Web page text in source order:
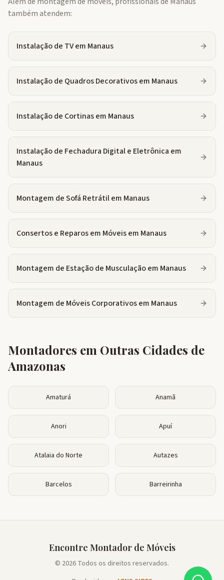
também atendem:
Instalação de TVem Manaus
Instalação de Quadros Decorativosem Manaus
Instalação de Cortinasem Manaus
Instalação de Fechadura Digital e Eletrônica em
Manaus
Montagem de Sofá Retrátilem Manaus
Consertos e Reparos em Móveisem Manaus
Montagem de Estação de Musculaçãoem Manaus
Montagem de Móveis Corporativosem Manaus
Montadores em Outras Cidades de
Amazonas
Amaturá Anamã
Anori Apuí
Atalaia do Norte Autazes
Barcelos Barreirinha
Encontre Montador de Móveis
© 2026 Todos os direitos reservados.